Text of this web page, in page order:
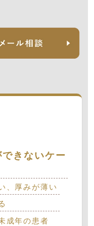
きないケー
、厚みが薄い
成年の患者